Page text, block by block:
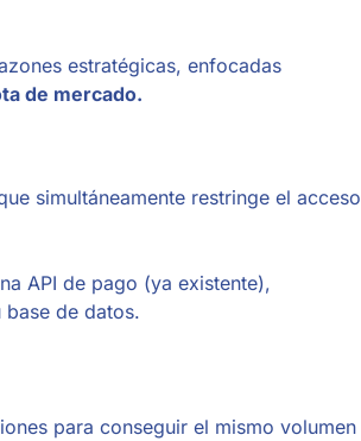
estratégicas, enfocadas
de mercado.
simultáneamente restringe el acceso
API de pago (ya existente),
de datos.
para conseguir el mismo volumen